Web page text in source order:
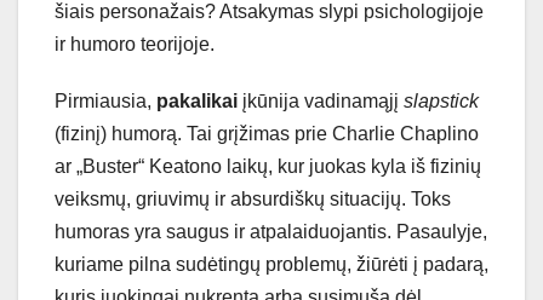
šiais personažais? Atsakymas slypi psichologijoje
ir humoro teorijoje.
Pirmiausia, pakalikai įkūnija vadinamąjį slapstick
(fizinį) humorą. Tai grįžimas prie Charlie Chaplino
ar „Buster“ Keatono laikų, kur juokas kyla iš fizinių
veiksmų, griuvimų ir absurdiškų situacijų. Toks
humoras yra saugus ir atpalaiduojantis. Pasaulyje,
kuriame pilna sudėtingų problemų, žiūrėti į padarą,